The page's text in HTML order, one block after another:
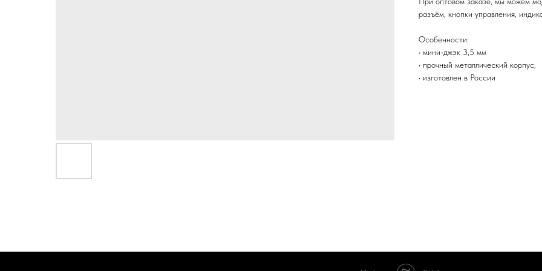
разъём, кнопки управления,
Особенности:
• мини-джэк 3,5 мм
• прочный̆ металлический̆ корпус;
• изготовлен в России